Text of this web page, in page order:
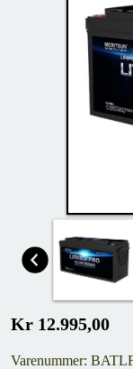
Kr 12.995,00
Varenummer: